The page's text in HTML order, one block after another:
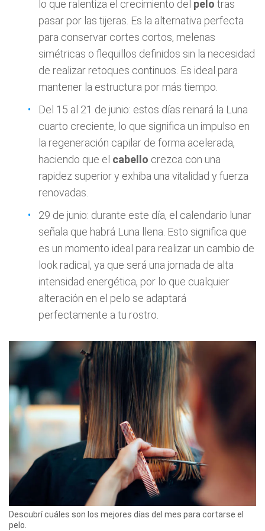
lo que ralentiza el crecimiento del pelo tras
pasar por las tijeras. Es la alternativa perfecta
para conservar cortes cortos, melenas
simétricas o flequillos definidos sin la necesidad
de realizar retoques continuos. Es ideal para
mantener la estructura por más tiempo.
Del 15 al 21 de junio: estos días reinará la Luna
cuarto creciente, lo que significa un impulso en
la regeneración capilar de forma acelerada,
haciendo que el cabello crezca con una
rapidez superior y exhiba una vitalidad y fuerza
renovadas.
29 de junio: durante este día, el calendario lunar
señala que habrá Luna llena. Esto significa que
es un momento ideal para realizar un cambio de
look radical, ya que será una jornada de alta
intensidad energética, por lo que cualquier
alteración en el pelo se adaptará
perfectamente a tu rostro.
Descubrí cuáles son los mejores días del mes para cortarse el
pelo.